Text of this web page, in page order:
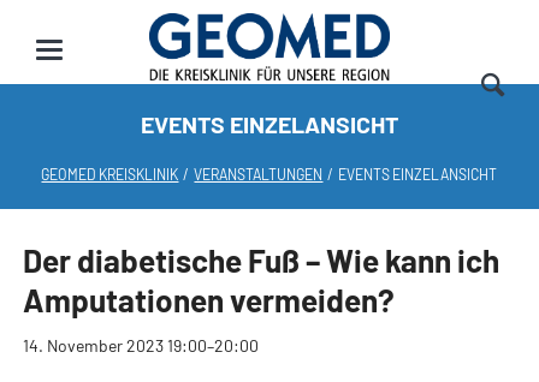
EVENTS EINZELANSICHT
GEOMED KREISKLINIK VERANSTALTUNGEN EVENTS EINZELANSICHT
Der diabetische Fuß – Wie kann ich
Amputationen vermeiden?
14. November 2023 19:00–20:00